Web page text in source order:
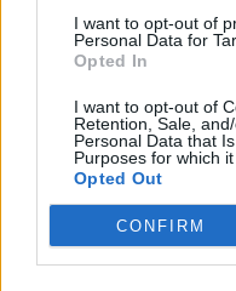
I want to opt-out of
Personal Data for
Opted In
I want to opt-out of
Retention, Sale,
Personal Data that
Purposes for which it
Opted Out
CONFIRM
Ο ίδιος
προσωπικής σχέσης
γειτονιάς.
«Στο φαρμακείο
απρόσωπο γκισέ.
γειτονιάς βοηθούν
φαρμακοποιός
ασθενή ο άνθρωπός